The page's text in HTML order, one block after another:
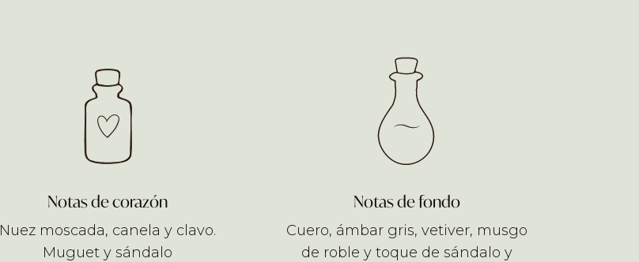
Notas de corazón
Nuez moscada, canela y clavo.
Muguet y sándalo
Notas de fondo
Cuero, ámbar gris, vetiver, musgo
de roble y toque de sándalo y